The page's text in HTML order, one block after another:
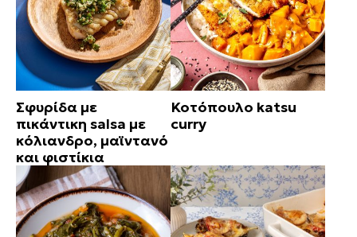
Σφυρίδα με
πικάντικη salsa με
κόλιανδρο, μαϊντανό
και φιστίκια
Κοτόπουλο katsu
curry